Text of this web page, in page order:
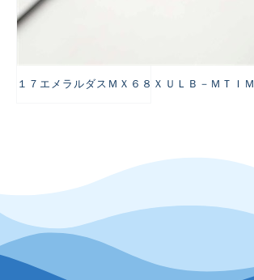
１７エメラルダスＭＸ６８ＸＵＬＢ－ＭＴＩＭ